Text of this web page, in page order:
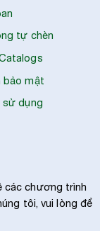
tự chèn
bảo mật
sử dụng
các chương trình
tôi, vui lòng để